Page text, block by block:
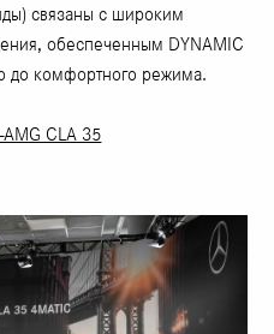
связаны с широким
обеспеченным DYNAMIC
до комфортного режима.
CLA 35